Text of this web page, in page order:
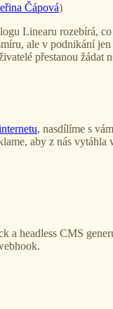
Čápová)
Linearu rozebírá,
ale v podnikání
přestanou žádat
, nasdílíme s
aby z nás
a headless CMS